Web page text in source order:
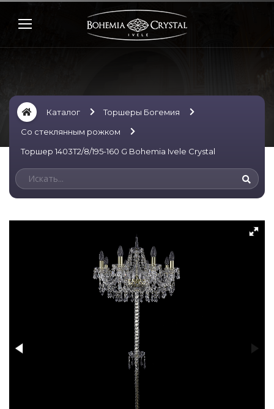
Каталог
Торшеры Богемия
Со стеклянным рожком
Торшер 1403T2/8/195-160 G Bohemia Ivele Crystal